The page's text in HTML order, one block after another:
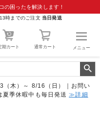
の困ったを解決します！
13時までのご注文 当日発送
期カート 通常カート メニュー
（木）～ 8/16（日）｜お問い
夏季休暇中も毎日発送≫詳細